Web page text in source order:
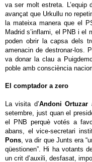
va ser molt estreta. L’equip
avançat que Urkullu no
la mateixa manera que el
Madrid s’inflami, el PNB i el
poden obrir la capsa dels
amenacin de destronar-los.
va donar la clau a
poble amb consciència
El comptador a zero
La visita d’Andoni Ortuzar
setembre, just quan el
el PNB perquè votés a
abans, el vice-secretari
Pons , va dir que Junts era
qüestionen”. Hi ha votants
un crit d’auxili, desfasat,